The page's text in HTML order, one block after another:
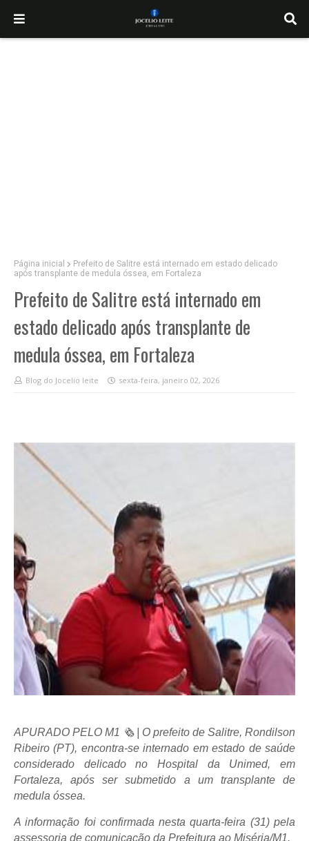
Página inicial
Prefeito de Salitre está internado em estado delicado
após transplante de medula óssea, em Fortaleza
Prefeito de Salitre está internado em
estado delicado após transplante de
medula óssea, em Fortaleza
Blog do Jocelio leite sexta-feira, janeiro 02, 2026
APURADO PELO M1 🗞 | O prefeito de Salitre, Rondilson
Ribeiro (PT), encontra-se internado em estado de saúde
considerado delicado no Hospital da Unimed, em
Fortaleza, após ser submetido a um transplante de
medula óssea.
A informação foi confirmada nesta quarta-feira (31) pela
assessoria de comunicação da Prefeitura ao Miséria/M1.